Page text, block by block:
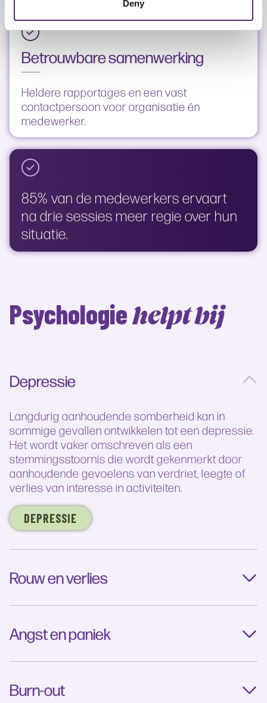
Deny
Betrouwbare samenwerking
Heldere rapportages en een vast
contactpersoon voor organisatie én
medewerker.
85% van de medewerkers ervaart
na drie sessies meer regie over hun
situatie.
Psychologiehelpt bij
Depressie
Langdurig aanhoudende somberheid kan in
sommige gevallen ontwikkelen tot een depressie.
Het wordt vaker omschreven als een
stemmingsstoornis die wordt gekenmerkt door
aanhoudende gevoelens van verdriet, leegte of
verlies van interesse in activiteiten.
DEPRESSIE
Rouw en verlies
Angst en paniek
Burn-out